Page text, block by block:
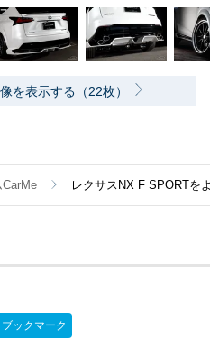
を表示する（22枚）
CarMe レクサスNX F SPORTを
ブックマーク